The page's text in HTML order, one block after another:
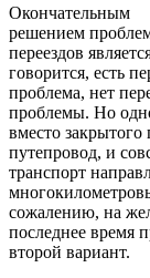
Окончательным
решением
переездов
говорится, есть
проблема, нет
проблемы. Но
вместо закрытого
путепровод, и
транспорт
сожалению, на
последнее время
второй вариант.